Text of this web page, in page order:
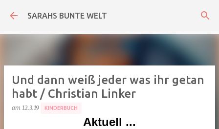
Direkt zum Hauptbereich
SARAHS BUNTE WELT
Und dann weiß jeder was ihr getan
habt / Christian Linker
am 12.3.19 KINDERBUCH
Aktuell ...